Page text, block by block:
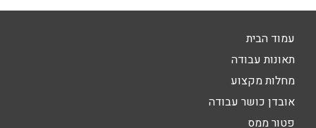
עמוד הבית
תאונות עבודה
מחלות מקצוע
אובדן כושר עבודה
פטור ממס